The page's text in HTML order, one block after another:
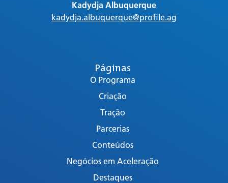
Páginas
O Programa
Criação
Tração
Parcerias
Conteúdos
Negócios em Aceleração
Destaques
Kadydja Albuquerque
kadydja.albuquerque@profile.ag